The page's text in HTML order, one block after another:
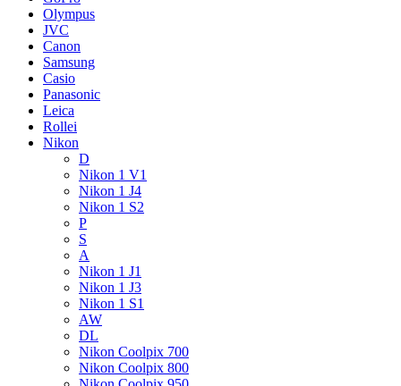
Olympus
JVC
Canon
Samsung
Casio
Panasonic
Leica
Rollei
Nikon
D
Nikon 1 V1
Nikon 1 J4
Nikon 1 S2
P
S
A
Nikon 1 J1
Nikon 1 J3
Nikon 1 S1
AW
DL
Nikon Coolpix 700
Nikon Coolpix 800